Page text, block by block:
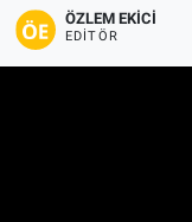
ÖZLEM EKICI
EDITÖR
Kültür - Sanat